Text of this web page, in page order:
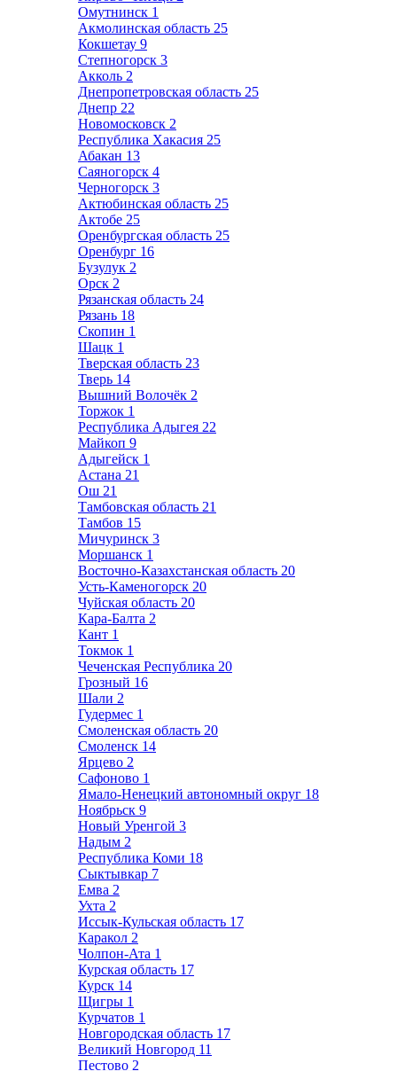
Омутнинск 1
Акмолинская область 25
Кокшетау 9
Степногорск 3
Акколь 2
Днепропетровская область 25
Днепр 22
Новомосковск 2
Республика Хакасия 25
Абакан 13
Саяногорск 4
Черногорск 3
Актюбинская область 25
Актобе 25
Оренбургская область 25
Оренбург 16
Бузулук 2
Орск 2
Рязанская область 24
Рязань 18
Скопин 1
Шацк 1
Тверская область 23
Тверь 14
Вышний Волочёк 2
Торжок 1
Республика Адыгея 22
Майкоп 9
Адыгейск 1
Астана 21
Ош 21
Тамбовская область 21
Тамбов 15
Мичуринск 3
Моршанск 1
Восточно-Казахстанская область 20
Усть-Каменогорск 20
Чуйская область 20
Кара-Балта 2
Кант 1
Токмок 1
Чеченская Республика 20
Грозный 16
Шали 2
Гудермес 1
Смоленская область 20
Смоленск 14
Ярцево 2
Сафоново 1
Ямало-Ненецкий автономный округ 18
Ноябрьск 9
Новый Уренгой 3
Надым 2
Республика Коми 18
Сыктывкар 7
Емва 2
Ухта 2
Иссык-Кульская область 17
Каракол 2
Чолпон-Ата 1
Курская область 17
Курск 14
Щигры 1
Курчатов 1
Новгородская область 17
Великий Новгород 11
Пестово 2